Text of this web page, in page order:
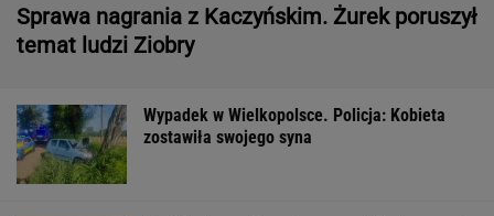
Sprawa nagrania z Kaczyńskim. Żurek poruszył
temat ludzi Ziobry
Wypadek w Wielkopolsce. Policja: Kobieta
zostawiła swojego syna